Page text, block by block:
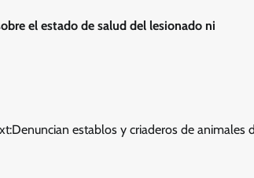
el estado de salud del lesionado ni
Denuncian establos y criaderos de